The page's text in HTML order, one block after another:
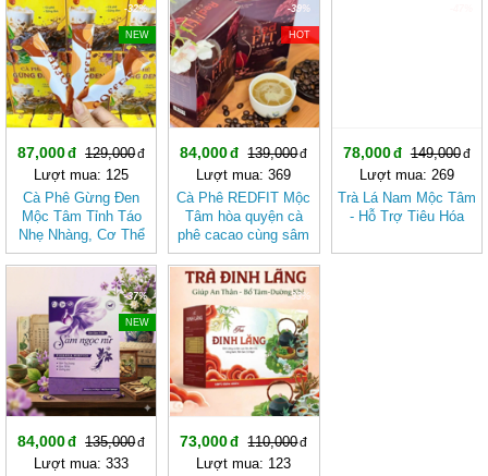
-32%
NEW
87,000
129,000
Lượt mua: 125
Cà Phê Gừng Đen
Mộc Tâm Tỉnh Táo
Nhẹ Nhàng, Cơ Thể
Thoải Mái
-39%
HOT
84,000
139,000
Lượt mua: 369
Cà Phê REDFIT Mộc
Tâm hòa quyện cà
phê cacao cùng sâm
và củ dền dễ uống
78,000
149,000
Lượt mua: 269
Trà Lá Nam Mộc Tâm
- Hỗ Trợ Tiêu Hóa
-37%
NEW
84,000
135,000
Lượt mua: 333
-33%
73,000
110,000
Lượt mua: 123